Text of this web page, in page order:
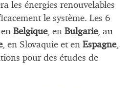
les énergies renouvelables
le système. Les 6
Belgique, en Bulgarie, au
, en Slovaquie et en Espagne,
pour des études de